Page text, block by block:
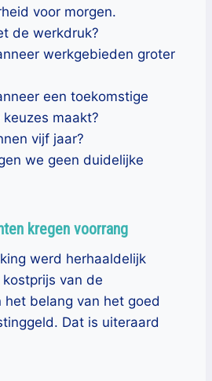
voor morgen.
de werkdruk?
werkgebieden groter
een toekomstige
maakt?
vijf jaar?
we geen duidelijke
kregen voorrang
werd herhaaldelijk
van de
belang van het goed
Dat is uiteraard